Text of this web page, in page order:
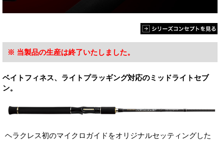
※ 当製品の生産は終了いたしました。
ベイトフィネス、ライトプラッギング対応のミッドライトセブ
ン。
ヘラクレス初のマイクロガイドをオリジナルセッティングした